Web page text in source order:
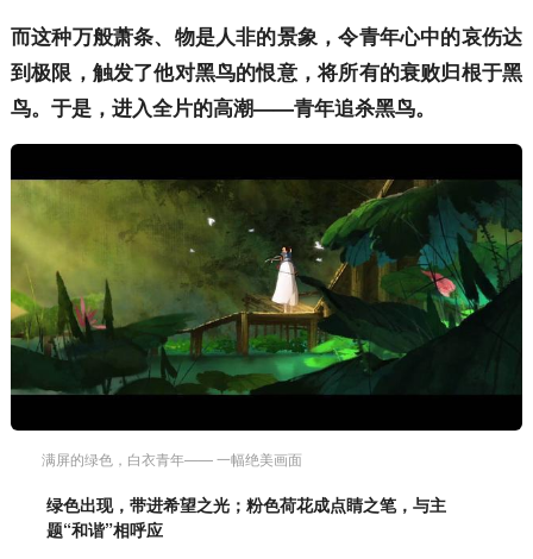
而这种万般萧条、物是人非的景象，令青年心中的哀伤达
到极限，触发了他对黑鸟的恨意，将所有的衰败归根于黑
鸟。于是，进入全片的高潮——青年追杀黑鸟。
满屏的绿色，白衣青年—— 一幅绝美画面
绿色出现，带进希望之光；粉色荷花成点睛之笔，与主
题“和谐”相呼应